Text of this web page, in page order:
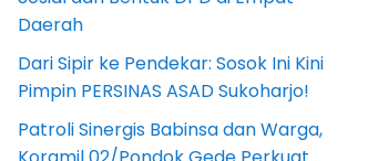
Daerah
Dari Sipir ke Pendekar: Sosok Ini Kini
Pimpin PERSINAS ASAD Sukoharjo!
Patroli Sinergis Babinsa dan Warga,